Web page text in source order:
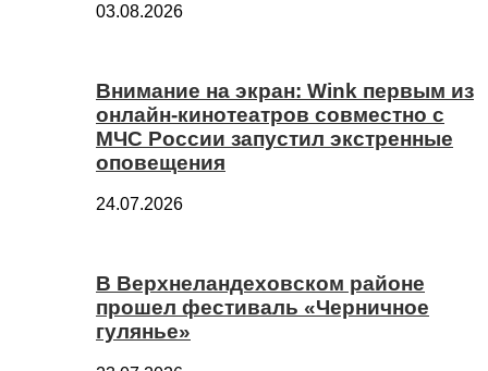
03.08.2026
Внимание на экран: Wink первым из
онлайн-кинотеатров совместно с
МЧС России запустил экстренные
оповещения
24.07.2026
В Верхнеландеховском районе
прошел фестиваль «Черничное
гулянье»